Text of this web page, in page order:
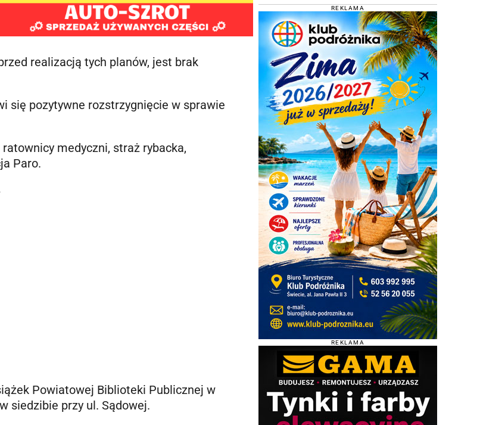
realizacją tych planów, jest brak
się pozytywne rozstrzygnięcie w sprawie
medyczni, straż rybacka,
Paro.
Powiatowej Biblioteki Publicznej w
siedzibie przy ul. Sądowej.
REKLAMA
REKLAMA